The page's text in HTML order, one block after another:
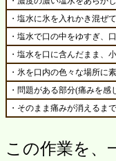
・塩水に氷を入れかき混ぜ
・塩水で口の中をゆすぎ、
・塩水を口に含んだまま、
・氷を口内の色々な場所に
・問題がある部分(痛みを
・そのまま痛みが消えるま
この作業を、